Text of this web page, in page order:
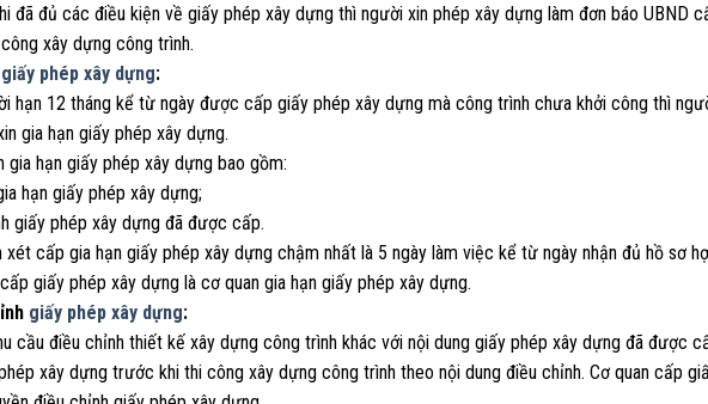
đã đủ các điều kiện về giấy phép xây dựng thì người xin phép xây dựng làm đơn báo UBND
xây dựng công trình.
giấy phép xây dựng:
hạn 12 tháng kể từ ngày được cấp giấy phép xây dựng mà công trình chưa khởi công thì
gia hạn giấy phép xây dựng.
gia hạn giấy phép xây dựng bao gồm:
hạn giấy phép xây dựng;
giấy phép xây dựng đã được cấp.
xét cấp gia hạn giấy phép xây dựng chậm nhất là 5 ngày làm việc kể từ ngày nhận đủ hồ sơ
giấy phép xây dựng là cơ quan gia hạn giấy phép xây dựng.
giấy phép xây dựng:
cầu điều chỉnh thiết kế xây dựng công trình khác với nội dung giấy phép xây dựng đã được
xây dựng trước khi thi công xây dựng công trình theo nội dung điều chỉnh. Cơ quan cấp